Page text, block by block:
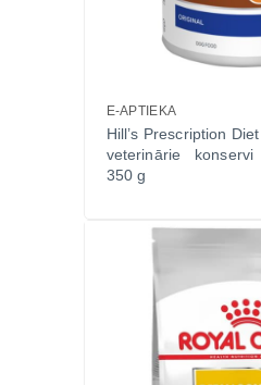
E-APTIEKA
Hill’s Prescription
veterinārie
350 g